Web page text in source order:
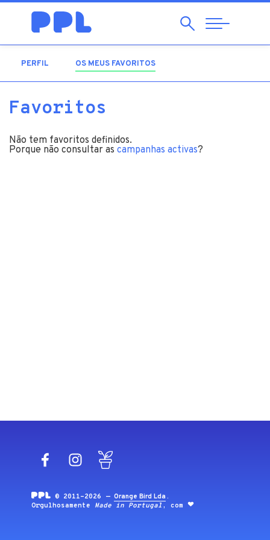
Pesquisar
Abrir
Navegação
PERFIL OS MEUS FAVORITOS
Favoritos
Não tem favoritos definidos.
Porque não consultar as campanhas activas?
FacebookInstagram
© 2011-2026 —Orange Bird Lda .
Orgulhosamente Made in Portugal , com